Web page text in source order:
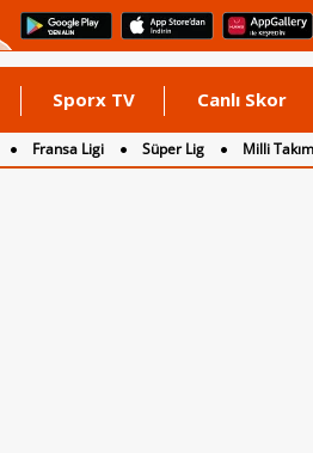
Sporx TV Canlı Skor
Fransa Ligi Süper Lig Milli Takım